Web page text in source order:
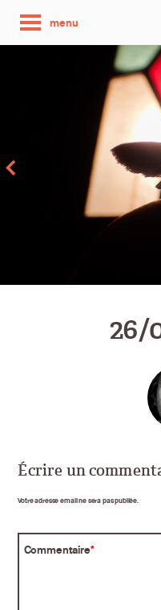
menu
26/
Écrire un
Votre adresse email ne sera pas publiée.
Commentaire*